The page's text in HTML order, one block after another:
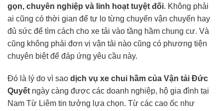
gọn, chuyên nghiệp và linh hoạt tuyệt đối. Không phải
ai cũng có thời gian để tự lo từng chuyến vận chuyển hay
đủ sức để tìm cách cho xe tải vào tầng hầm chung cư. Và
cũng không phải đơn vị vận tải nào cũng có phương tiện
chuyên biệt để đáp ứng yêu cầu này.
Đó là lý do vì sao dịch vụ xe chui hầm của Vận tải Đức
Quyết ngày càng được các doanh nghiệp, hộ gia đình tại
Nam Từ Liêm tin tưởng lựa chọn. Từ các cao ốc như